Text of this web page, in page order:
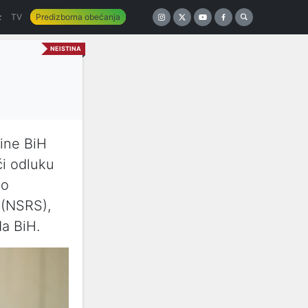
TV Predizborna obećanja
NEISTINA
BiH
odluku
BiH.